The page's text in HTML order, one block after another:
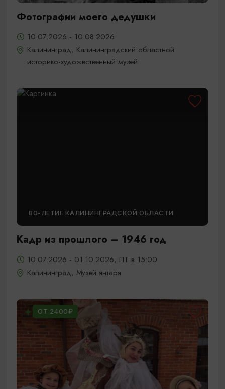
Фотографии моего дедушки
10.07.2026 - 10.08.2026
Калининград, Калининградский областной
историко-художественный музей
80-ЛЕТИЕ КАЛИНИНГРАДСКОЙ ОБЛАСТИ
Кадр из прошлого – 1946 год
10.07.2026 - 01.10.2026, ПТ в 15:00
Калининград, Музей янтаря
ОТ 2400₽